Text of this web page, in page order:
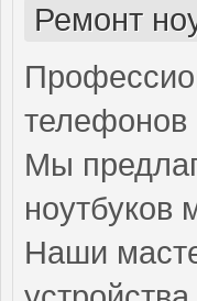
Ремонт
телефонов
Мы
ноутбуков
Наши